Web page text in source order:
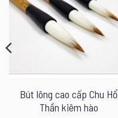
Bút lông cao cấp Chu Hổ
Thần kiêm hào